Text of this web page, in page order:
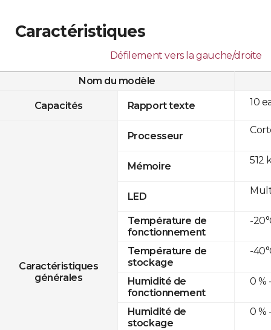
Caractéristiques
Défilement vers la gauche/droite
Nom du modèle
Capacités Rapport texte
Caractéristiques
générales
Processeur
Mémoire
LED
Température de
fonctionnement
Température de
stockage
Humidité de
fonctionnement
Humidité de
stockage
10
512
-
-
0 %
0 %